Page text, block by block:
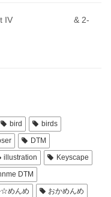
IV & 2-
bird
birds
DTM
illustration
Keyscape
DTM
☆めんめ
おかめんめ